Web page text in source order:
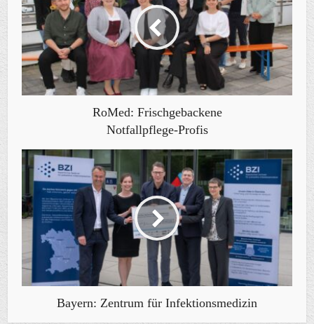
RoMed: Frischgebackene
Notfallpflege-Profis
Bayern: Zentrum für Infektionsmedizin